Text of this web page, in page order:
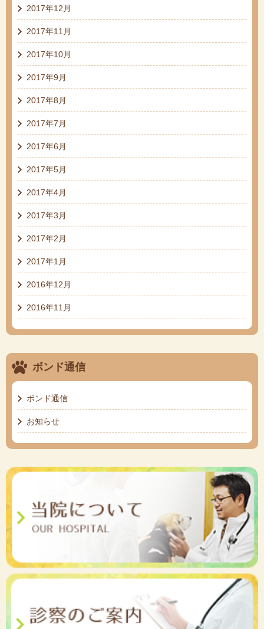
2017年12月
2017年11月
2017年10月
2017年9月
2017年8月
2017年7月
2017年6月
2017年5月
2017年4月
2017年3月
2017年2月
2017年1月
2016年12月
2016年11月
ボンド通信
ボンド通信
お知らせ